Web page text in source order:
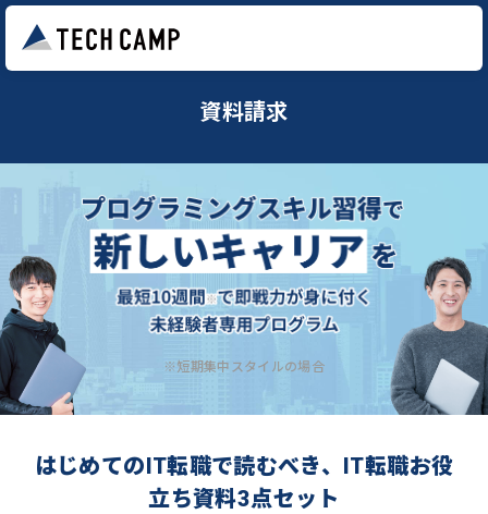
資料請求
※短期集中スタイルの場合
はじめてのIT転職で読むべき、IT転職お役
立ち資料3点セット